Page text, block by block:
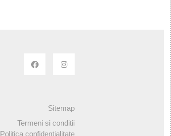
Sitemap
Termeni si conditii
Politica confidentialitate